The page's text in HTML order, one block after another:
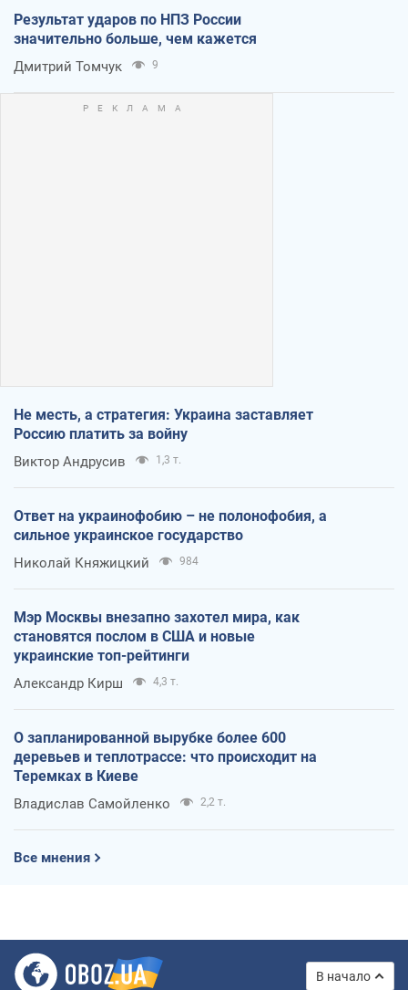
Результат ударов по НПЗ России
значительно больше, чем кажется
Дмитрий Томчук 9
Не месть, а стратегия: Украина заставляет
Россию платить за войну
Виктор Андрусив 1,3 т.
Ответ на украинофобию – не полонофобия, а
сильное украинское государство
Николай Княжицкий 984
Мэр Москвы внезапно захотел мира, как
становятся послом в США и новые
украинские топ-рейтинги
Александр Кирш 4,3 т.
О запланированной вырубке более 600
деревьев и теплотрассе: что происходит на
Теремках в Киеве
Владислав Самойленко 2,2 т.
Все мнения
В начало